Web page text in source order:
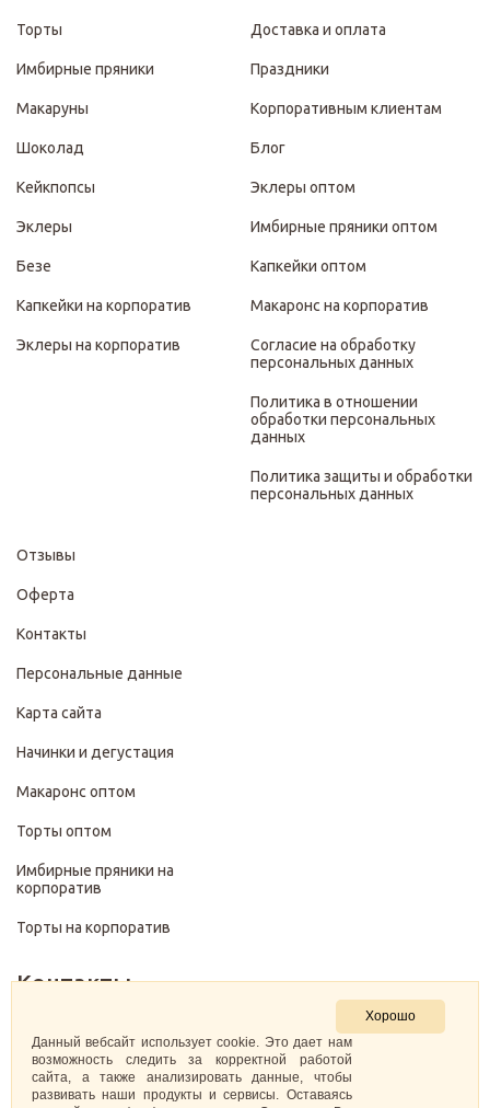
Торты
Имбирные пряники
Макаруны
Шоколад
Кейкпопсы
Эклеры
Безе
Капкейки на корпоратив
Эклеры на корпоратив
Доставка и оплата
Праздники
Корпоративным клиентам
Блог
Эклеры оптом
Имбирные пряники оптом
Капкейки оптом
Макаронс на корпоратив
Согласие на обработку
персональных данных
Политика в отношении
обработки персональных
данных
Политика защиты и обработки
персональных данных
Отзывы
Оферта
Контакты
Персональные данные
Карта сайта
Начинки и дегустация
Макаронс оптом
Торты оптом
Имбирные пряники на
корпоратив
Торты на корпоратив
Контакты
+7 (499) 322-28-29
pirojenka.rf@gmail.com
Хорошо
Данный вебсайт использует cookie. Это дает нам
возможность следить за корректной работой
сайта, а также анализировать данные, чтобы
развивать наши продукты и сервисы. Оставаясь